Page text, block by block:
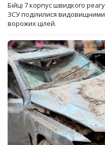
Бійці 7 корпус швидкого
ЗСУ поділилися
ворожих цілей.